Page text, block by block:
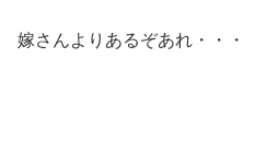
嫁さんよりあるぞあれ・・・